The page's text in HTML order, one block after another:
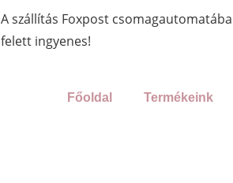
A szállítás Foxpost
felett ingyenes!
Főoldal Termékeink